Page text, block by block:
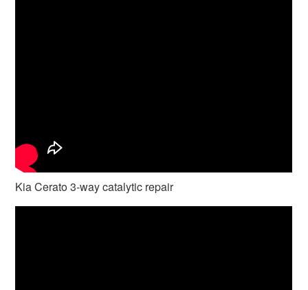
Kia Cerato 3-way catalytic repair